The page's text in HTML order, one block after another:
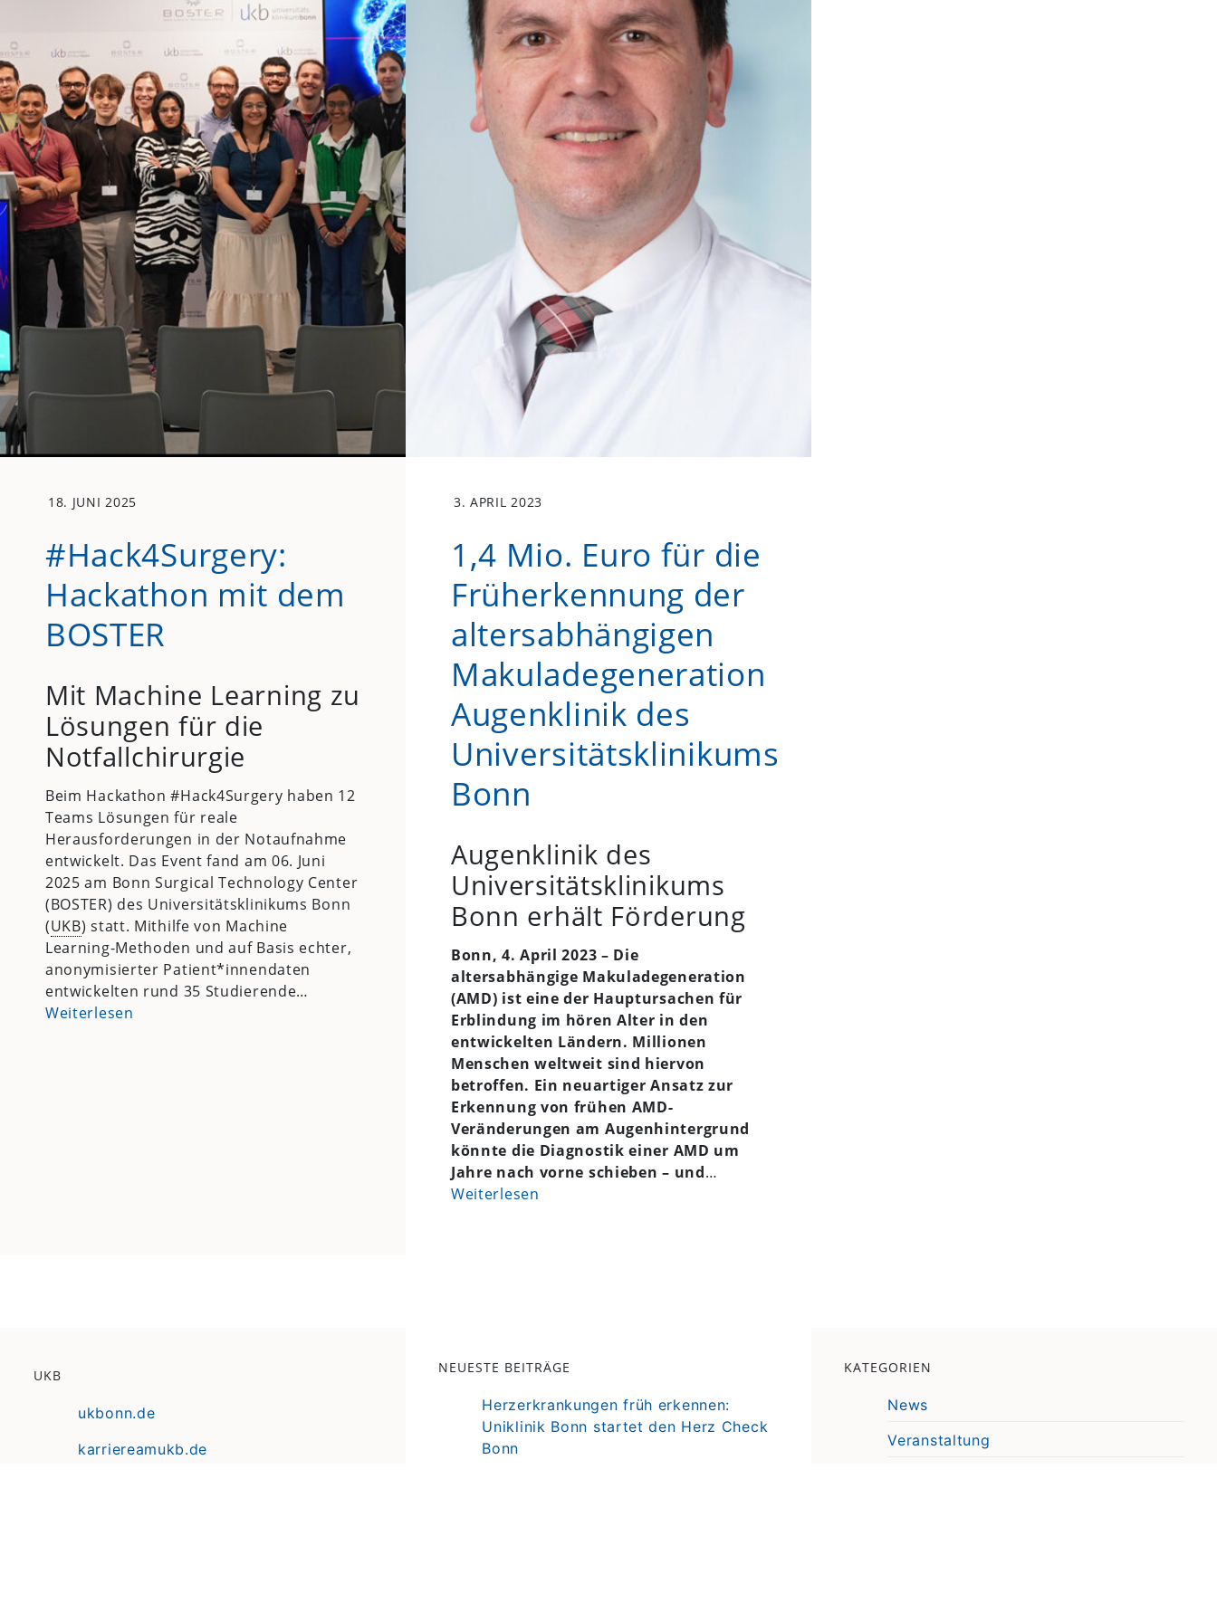
18. JUNI 2025
#Hack4Surgery:
Hackathon mit dem
BOSTER
Mit Machine Learning zu
Lösungen für die
Notfallchirurgie
Beim Hackathon #Hack4Surgery haben 12
Teams Lösungen für reale
Herausforderungen in der Notaufnahme
entwickelt. Das Event fand am 06. Juni
2025 am Bonn Surgical Technology Center
(BOSTER) des Universitätsklinikums Bonn
(UKB) statt. Mithilfe von Machine
Learning-Methoden und auf Basis echter,
anonymisierter Patient*innendaten
entwickelten rund 35 Studierende…
Weiterlesen
3. APRIL 2023
1,4 Mio. Euro für die
Früherkennung der
altersabhängigen
Makuladegeneration
Augenklinik des
Universitätsklinikums
Bonn
Augenklinik des
Universitätsklinikums
Bonn erhält Förderung
Bonn, 4. April 2023 – Die
altersabhängige Makuladegeneration
(AMD) ist eine der Hauptursachen für
Erblindung im hören Alter in den
entwickelten Ländern. Millionen
Menschen weltweit sind hiervon
betroffen. Ein neuartiger Ansatz zur
Erkennung von frühen AMD-
Veränderungen am Augenhintergrund
könnte die Diagnostik einer AMD um
Jahre nach vorne schieben – und…
Weiterlesen
UKB
ukbonn.de
karriereamukb.de
NEUESTE BEITRÄGE
Herzerkrankungen früh erkennen:
Uniklinik Bonn startet den Herz Check
Bonn
KATEGORIEN
News
Veranstaltung